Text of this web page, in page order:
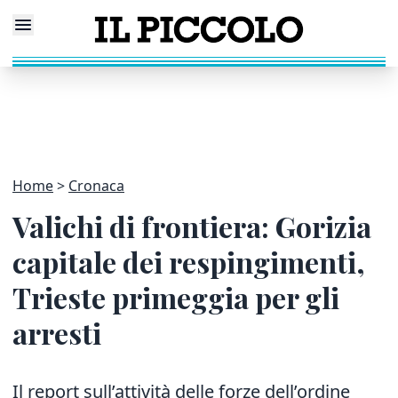
Home Cronaca
Valichi di frontiera: Gorizia
capitale dei respingimenti,
Trieste primeggia per gli
arresti
Il report sull’attività delle forze dell’ordine